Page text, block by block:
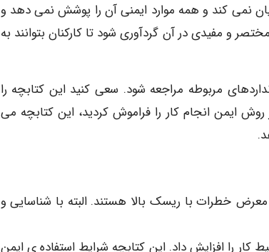
نمی کند و همه موارد ایمنی آن را پوشش نمی دهد و
و مفیدی در آن گردآوری شود تا کارکنان بتوانند به
مربوطه مراجعه شود. سعی کنید این کتابچه را
روش ایمن انجام کار را فراموش کردید، این کتابچه می
خطرات با ریسک بالا هستند. البته با شناسایی و
را افزایش داد. این کتابچه شرایط استفاده ی ایمن